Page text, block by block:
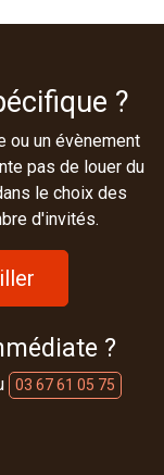
?
ou un évènement
pas de louer du
le choix des
d'invités.
?
03 67 61 05 75